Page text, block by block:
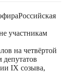
Российская
участникам
на четвёртой
IX созыва,